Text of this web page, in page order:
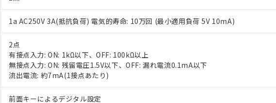
1a AC250V 3A(抵抗負荷) 電気的寿命: 10万回 (最小適用負荷 5V 10mA)
2点
有接点入力: ON: 1kΩ以下、OFF: 100kΩ以上
無接点入力: ON: 残留電圧1.5V以下、OFF: 漏れ電流0.1mA以下
流出電流: 約7mA(1接点あたり)
前面キーによるデジタル設定
ご利用条件
以下の条件をお読みいただき、同意のうえご利用ください。
本サービスは、当社制御機器事業取扱商品の当社在庫状況および標準価格(税抜)を
対応済み：EU RoHS指令（10物質）の非含有に対応した製品が提供可能な商品です。
対応予定：EU RoHS指令（10物質）の非含有に対応した製品に切り替える予定のある商
調査・確認中：EU RoHS指令（10物質）の非含有の対応状況を調査中または確認中の商
非該当品：ライセンス料など無形物で、有害物質有無と関係のない商品です。
仕入先様の事情により、非含有部品としていたものが、含有品と判明した場合などやむ
があります。
*EU RoHS指令（10物質）：
※1 中国RoHS○×表
「○」：最大均質材料含有率が中国RoHSの基準値以下であることを示します。
「×」：最大均質材料含有率が中国RoHSの基準値を超えていることを示します。
当社は、これら貴社製品のうち、外国為替および外国貿易法に定める商品（以下｢